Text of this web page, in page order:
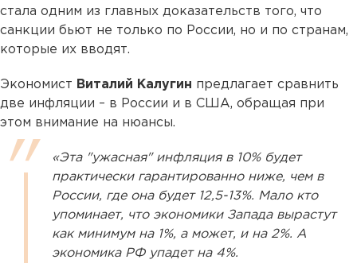
стала одним из главных доказательств того, что
санкции бьют не только по России, но и по странам,
которые их вводят.
Экономист Виталий Калугин предлагает сравнить
две инфляции – в России и в США, обращая при
этом внимание на нюансы.
«Эта "ужасная" инфляция в 10% будет
практически гарантированно ниже, чем в
России, где она будет 12,5-13%. Мало кто
упоминает, что экономики Запада вырастут
как минимум на 1%, а может, и на 2%. А
экономика РФ упадет на 4%.